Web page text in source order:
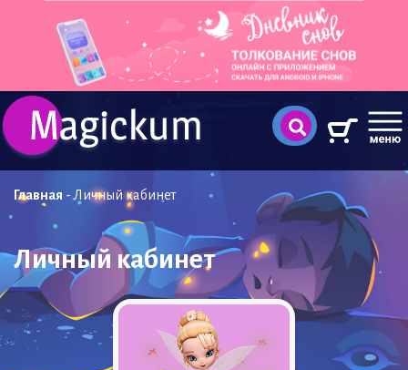
Главная -Личный кабинет
Личный кабинет